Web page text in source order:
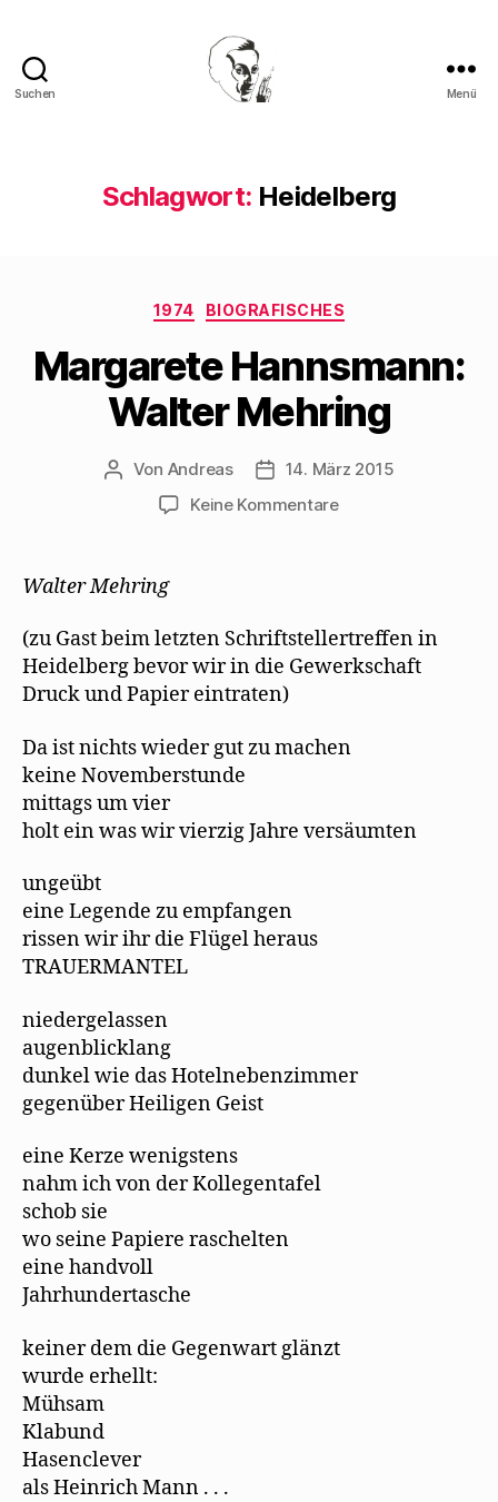
Suchen Menü
Schlagwort: Heidelberg
Kategorien
1974 BIOGRAFISCHES
Margarete Hannsmann:
Walter Mehring
Beitragsautor
Von Andreas Beitragsdatum
14. März 2015
Keine Kommentarezu
Walter Mehring
(zu Gast beim letzten Schriftstellertreffen in
Heidelberg bevor wir in die Gewerkschaft
Druck und Papier eintraten)
Da ist nichts wieder gut zu machen
keine Novemberstunde
mittags um vier
holt ein was wir vierzig Jahre versäumten
ungeübt
eine Legende zu empfangen
rissen wir ihr die Flügel heraus
TRAUERMANTEL
niedergelassen
augenblicklang
dunkel wie das Hotelnebenzimmer
gegenüber Heiligen Geist
eine Kerze wenigstens
nahm ich von der Kollegentafel
schob sie
wo seine Papiere raschelten
eine handvoll
Jahrhundertasche
keiner dem die Gegenwart glänzt
wurde erhellt:
Mühsam
Klabund
Hasenclever
als Heinrich Mann . . .